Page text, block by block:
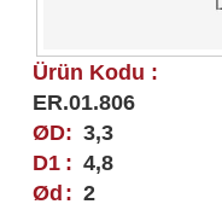
Ürün Kodu :
ER.01.806
ØD: 3,3
D1 : 4,8
Ød : 2